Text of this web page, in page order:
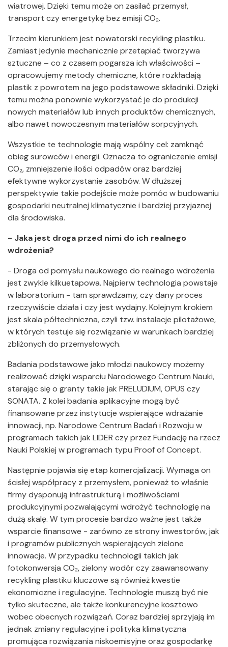
wiatrowej. Dzięki temu może on zasilać przemysł,
transport czy energetykę bez emisji CO₂.
Trzecim kierunkiem jest nowatorski recykling plastiku.
Zamiast jedynie mechanicznie przetapiać tworzywa
sztuczne – co z czasem pogarsza ich właściwości –
opracowujemy metody chemiczne, które rozkładają
plastik z powrotem na jego podstawowe składniki. Dzięki
temu można ponownie wykorzystać je do produkcji
nowych materiałów lub innych produktów chemicznych,
albo nawet nowoczesnym materiałów sorpcyjnych.
Wszystkie te technologie mają wspólny cel: zamknąć
obieg surowców i energii. Oznacza to ograniczenie emisji
CO₂, zmniejszenie ilości odpadów oraz bardziej
efektywne wykorzystanie zasobów. W dłuższej
perspektywie takie podejście może pomóc w budowaniu
gospodarki neutralnej klimatycznie i bardziej przyjaznej
dla środowiska.
- Jaka jest droga przed nimi do ich realnego
wdrożenia?
- Droga od pomysłu naukowego do realnego wdrożenia
jest zwykle kilkuetapowa. Najpierw technologia powstaje
w laboratorium - tam sprawdzamy, czy dany proces
rzeczywiście działa i czy jest wydajny. Kolejnym krokiem
jest skala półtechniczna, czyli tzw. instalacje pilotażowe,
w których testuje się rozwiązanie w warunkach bardziej
zbliżonych do przemysłowych.
Badania podstawowe jako młodzi naukowcy możemy
realizować dzięki wsparciu Narodowego Centrum Nauki,
starając się o granty takie jak PRELUDIUM, OPUS czy
SONATA. Z kolei badania aplikacyjne mogą być
finansowane przez instytucje wspierające wdrażanie
innowacji, np. Narodowe Centrum Badań i Rozwoju w
programach takich jak LIDER czy przez Fundację na rzecz
Nauki Polskiej w programach typu Proof of Concept.
Następnie pojawia się etap komercjalizacji. Wymaga on
ścisłej współpracy z przemysłem, ponieważ to właśnie
firmy dysponują infrastrukturą i możliwościami
produkcyjnymi pozwalającymi wdrożyć technologię na
dużą skalę. W tym procesie bardzo ważne jest także
wsparcie finansowe - zarówno ze strony inwestorów, jak
i programów publicznych wspierających zielone
innowacje. W przypadku technologii takich jak
fotokonwersja CO₂, zielony wodór czy zaawansowany
recykling plastiku kluczowe są również kwestie
ekonomiczne i regulacyjne. Technologie muszą być nie
tylko skuteczne, ale także konkurencyjne kosztowo
wobec obecnych rozwiązań. Coraz bardziej sprzyjają im
jednak zmiany regulacyjne i polityka klimatyczna
promująca rozwiązania niskoemisyjne oraz gospodarkę